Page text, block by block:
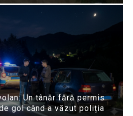
Un tânăr fără permis
gol când a văzut poliția